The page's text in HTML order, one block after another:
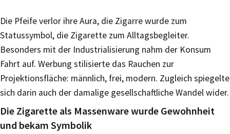
Die Pfeife verlor ihre Aura, die Zigarre wurde zum
Statussymbol, die Zigarette zum Alltagsbegleiter.
Besonders mit der Industrialisierung nahm der Konsum
Fahrt auf. Werbung stilisierte das Rauchen zur
Projektionsfläche: männlich, frei, modern. Zugleich spiegelte
sich darin auch der damalige gesellschaftliche Wandel wider.
Die Zigarette als Massenware wurde Gewohnheit
und bekam Symbolik